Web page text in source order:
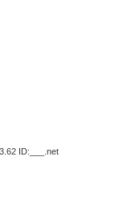
ID:___.net